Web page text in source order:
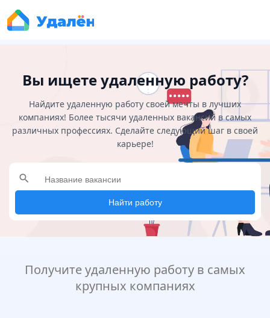
Вы ищете удаленную работу?
Найдите удаленную работу своей мечты в лучших
компаниях! Более тысячи удаленных вакансий в самых
различных профессиях. Сделайте следующий шаг в своей
карьере!
search
Найти работу
Получите удаленную работу в самых
крупных компаниях